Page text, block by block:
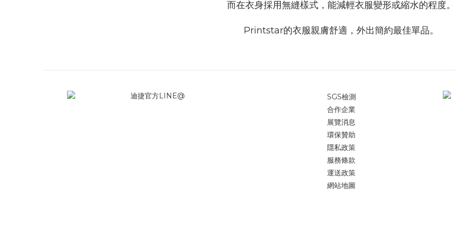
而在衣身採用無縫樣式，能減輕衣服變形或縮水的程度。
Printstar的衣服親膚舒適，外出簡約最佳單品。
SGS檢測
合作企業
展覽消息
環保贊助
隱私政策
服務條款
運送政策
網站地圖